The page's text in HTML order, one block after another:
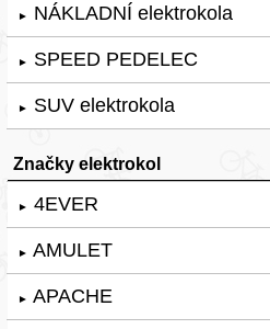
► NÁKLADNÍ elektrokola
► SPEED PEDELEC
► SUV elektrokola
Značky elektrokol
► 4EVER
► AMULET
► APACHE